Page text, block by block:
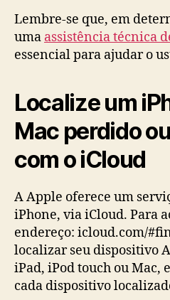
Lembre-se que, em
uma assistência técnica
essencial para ajudar o
Localize um
Mac perdido
com o iCloud
A Apple oferece um
iPhone, via iCloud. Para
endereço: icloud.com/
localizar seu dispositivo
iPad, iPod touch ou Mac,
cada dispositivo